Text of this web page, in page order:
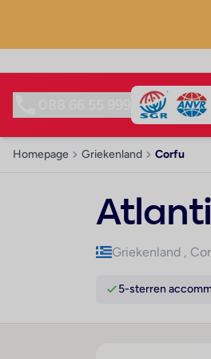
Homepage Griekenland Corfu
Griekenland ,
5-sterren